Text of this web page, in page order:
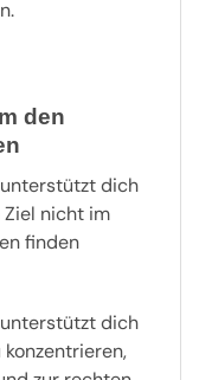
den
dich
Ziel nicht im
finden
dich